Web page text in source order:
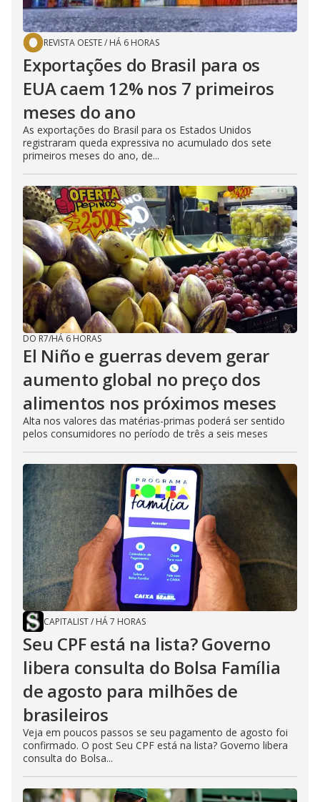
REVISTA OESTE/ HÁ 6 HORAS
Exportações do Brasil para os
EUA caem 12% nos 7 primeiros
meses do ano
As exportações do Brasil para os Estados Unidos
registraram queda expressiva no acumulado dos sete
primeiros meses do ano, de...
DO R7/HÁ 6 HORAS
El Niño e guerras devem gerar
aumento global no preço dos
alimentos nos próximos meses
Alta nos valores das matérias-primas poderá ser sentido
pelos consumidores no período de três a seis meses
CAPITALIST/ HÁ 7 HORAS
Seu CPF está na lista? Governo
libera consulta do Bolsa Família
de agosto para milhões de
brasileiros
Veja em poucos passos se seu pagamento de agosto foi
confirmado. O post Seu CPF está na lista? Governo libera
consulta do Bolsa...